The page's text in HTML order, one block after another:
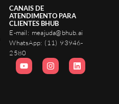
CANAIS DE
ATENDIMENTO PARA
CLIENTES BHUB
E-mail: meajuda@bhub.ai
WhatsApp: (11) 93946-
2580